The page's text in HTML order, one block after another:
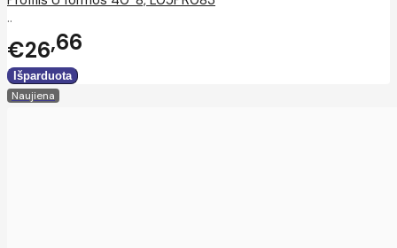
..
€26 66
Naujiena